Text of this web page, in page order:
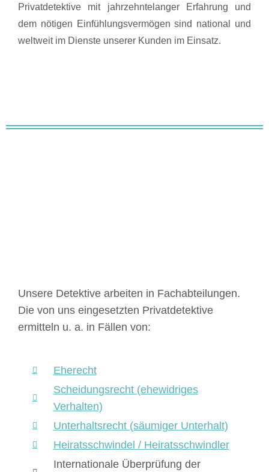
Privatdetektive mit jahrzehntelanger Erfahrung und
dem nötigen Einfühlungsvermögen sind national und
weltweit im Dienste unserer Kunden im Einsatz.
Unsere Detektive arbeiten in Fachabteilungen.
Die von uns eingesetzten Privatdetektive
ermitteln u. a. in Fällen von:
Eherecht
Scheidungsrecht (ehewidriges
Verhalten)
Unterhaltsrecht (säumiger Unterhalt)
Heiratsschwindel / Heiratsschwindler
Internationale Überprüfung der